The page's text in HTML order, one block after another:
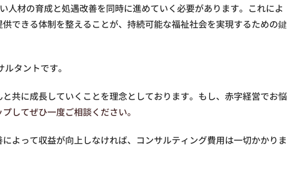
人材の育成と処遇改善を同時に進めていく必要があります。これによ
できる体制を整えることが、持続可能な福祉社会を実現するための鍵
タントです。
共に成長していくことを理念としております。もし、赤字経営でお悩
してぜひ一度ご相談ください。
よって収益が向上しなければ、コンサルティング費用は一切かかりま